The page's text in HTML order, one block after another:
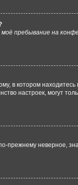
пребывание на
в котором
настроек, могут
прежнему неверное,